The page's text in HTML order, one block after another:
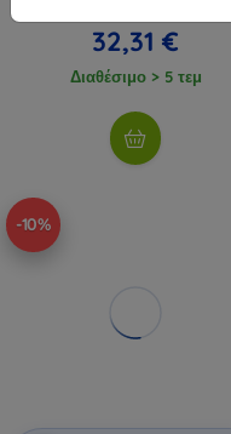
32,31 €
Διαθέσιμο > 5 τεμ
-10%